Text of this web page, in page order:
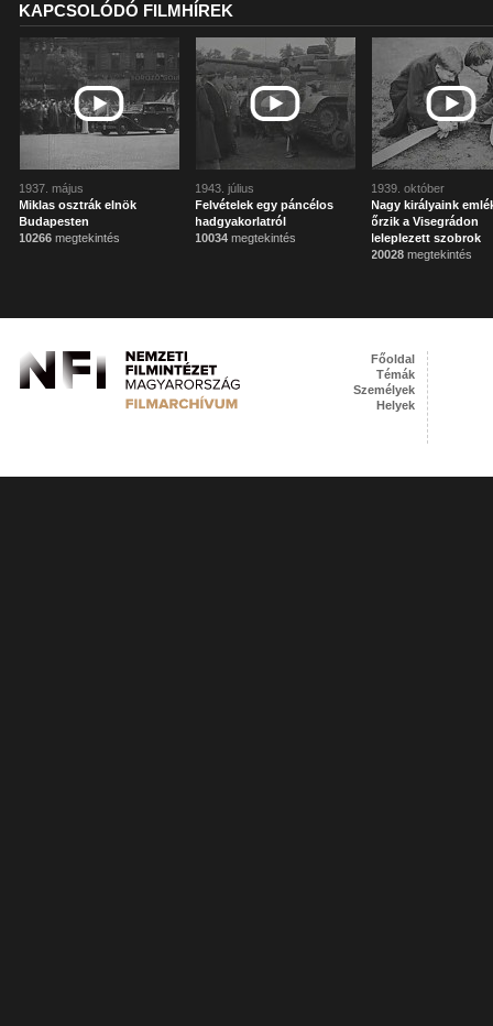
KAPCSOLÓDÓ FILMHÍREK
1937. május
Miklas osztrák elnök
Budapesten
10266 megtekintés
1943. július
Felvételek egy páncélos
hadgyakorlatról
10034 megtekintés
1939. október
Nagy királyaink
őrzik a Visegrádon
leleplezett szobrok
20028 megtekintés
Főoldal
Témák
Személyek
Helyek